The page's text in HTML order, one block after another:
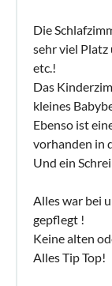
Die
sehr viel
etc.!
Das
kleines
Ebenso ist
vorhanden in
Und ein
Alles war bei
gepflegt !
Keine alten
Alles Tip Top!